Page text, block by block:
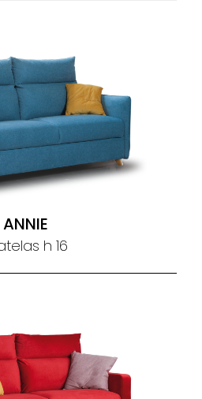
ANNIE
h 16